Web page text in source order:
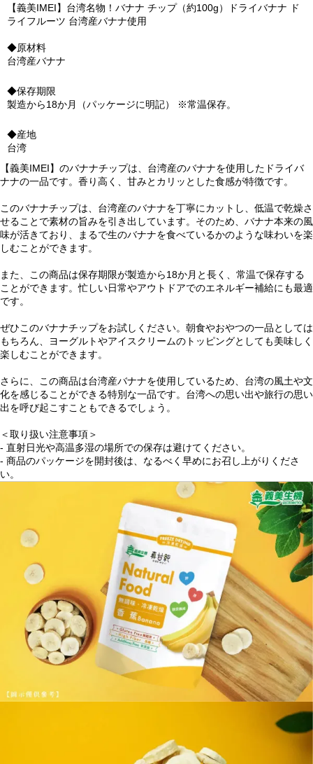
【義美IMEI】台湾名物！バナナ チップ（約100g）ドライバナナ ド
ライフルーツ 台湾産バナナ使用
◆原材料
台湾産バナナ
◆保存期限
製造から18か月（パッケージに明記） ※常温保存。
◆産地
台湾
【義美IMEI】のバナナチップは、台湾産のバナナを使用したドライバ
ナナの一品です。香り高く、甘みとカリッとした食感が特徴です。
このバナナチップは、台湾産のバナナを丁寧にカットし、低温で乾燥さ
せることで素材の旨みを引き出しています。そのため、バナナ本来の風
味が活きており、まるで生のバナナを食べているかのような味わいを楽
しむことができます。
また、この商品は保存期限が製造から18か月と長く、常温で保存する
ことができます。忙しい日常やアウトドアでのエネルギー補給にも最適
です。
ぜひこのバナナチップをお試しください。朝食やおやつの一品としては
もちろん、ヨーグルトやアイスクリームのトッピングとしても美味しく
楽しむことができます。
さらに、この商品は台湾産バナナを使用しているため、台湾の風土や文
化を感じることができる特別な一品です。台湾への思い出や旅行の思い
出を呼び起こすこともできるでしょう。
＜取り扱い注意事項＞
- 直射日光や高温多湿の場所での保存は避けてください。
- 商品のパッケージを開封後は、なるべく早めにお召し上がりくださ
い。